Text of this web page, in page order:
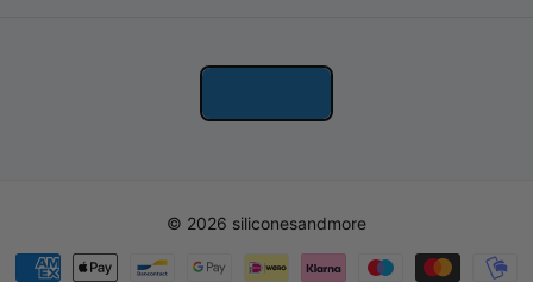
© 2026 siliconesandmore